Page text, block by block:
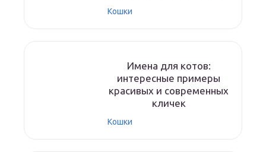
Кошки
Имена для котов:
интересные примеры
красивых и современных
кличек
Кошки